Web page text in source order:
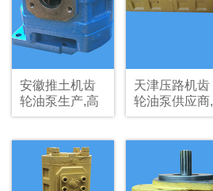
安徽推土机齿
轮油泵生产,高
低压齿轮油泵
天津压路机齿
轮油泵供应商,
双联齿轮油泵